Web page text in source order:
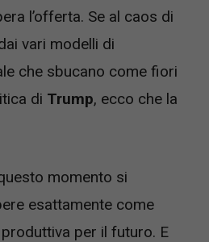
l’offerta. Se al caos di
vari modelli di
che sbucano come fiori
di Trump, ecco che la
momento si
esattamente come
per il futuro. E